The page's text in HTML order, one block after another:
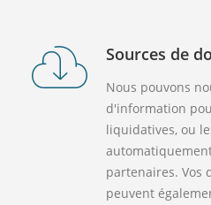
Sources de
Nous pouvons
d'information
liquidatives, ou
partenaires. Vos
peuvent